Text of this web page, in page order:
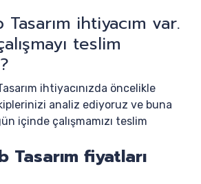
ihtiyacım var.
teslim
ihtiyacınızda öncelikle
analiz ediyoruz ve buna
içinde çalışmamızı teslim
Tasarım fiyatları